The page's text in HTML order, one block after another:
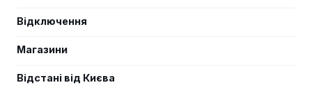
Відключення
Магазини
Відстані від Києва